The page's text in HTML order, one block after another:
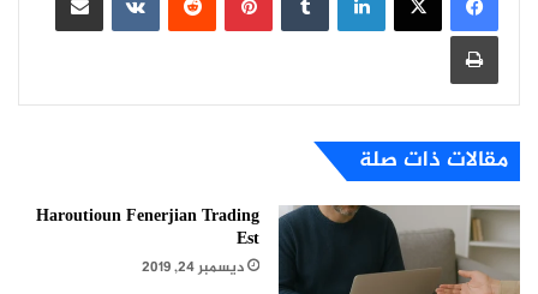
طباعة
مقالات ذات صلة
Haroutioun Fenerjian Trading
Est
ديسمبر 24, 2019